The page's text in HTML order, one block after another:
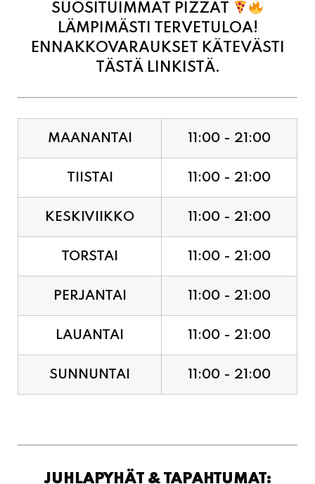
SUOSITUIMMAT PIZZAT
LÄMPIMÄSTI TERVETULOA!
ENNAKKOVARAUKSET KÄTEVÄSTI
TÄSTÄ LINKISTÄ.
MAANANTAI 11:00 - 21:00
TIISTAI 11:00 - 21:00
KESKIVIIKKO 11:00 - 21:00
TORSTAI 11:00 - 21:00
PERJANTAI 11:00 - 21:00
LAUANTAI 11:00 - 21:00
SUNNUNTAI 11:00 - 21:00
JUHLAPYHÄT & TAPAHTUMAT: